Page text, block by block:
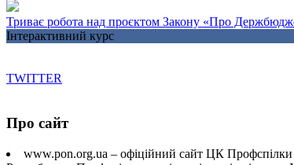
Триває робота над проєктом Закону «Про
Інтерактивний курс
TWITTER
Про сайт
www.pon.org.ua – офіційний сайт ЦК Профспілки